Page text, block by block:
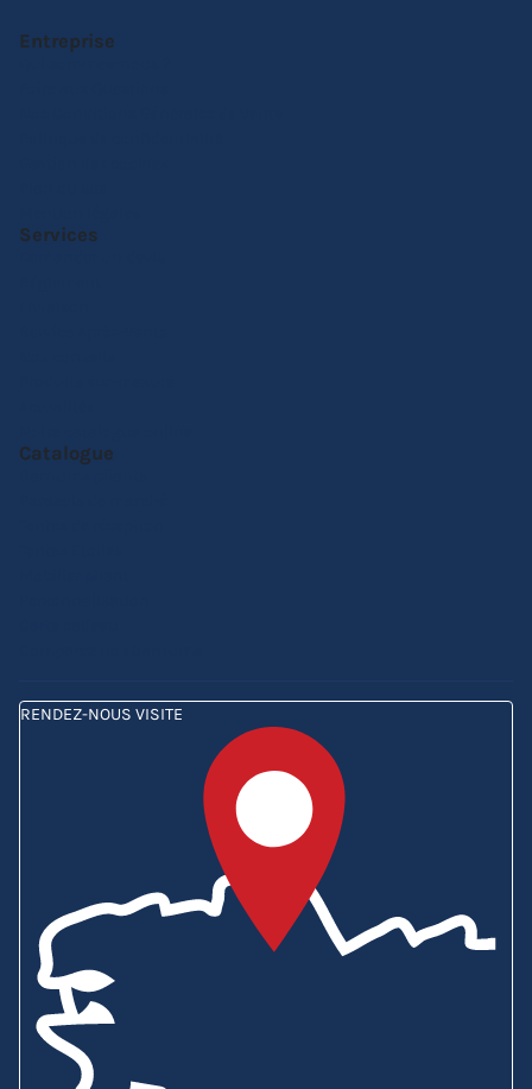
Entreprise
Services
Catalogue
RENDEZ-NOUS VISITE